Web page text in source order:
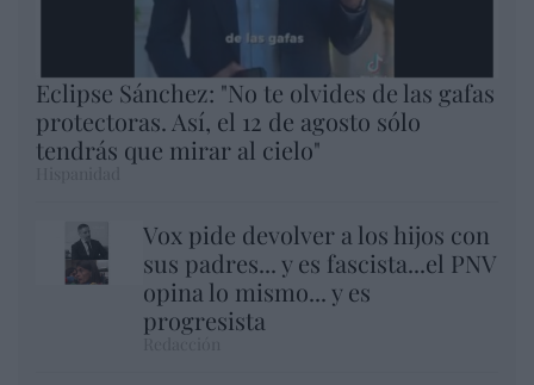
Eclipse Sánchez: "No te olvides de las gafas
protectoras. Así, el 12 de agosto sólo
tendrás que mirar al cielo"
Vox pide devolver a los hijos con
sus padres... y es fascista...el PNV
opina lo mismo... y es
progresista